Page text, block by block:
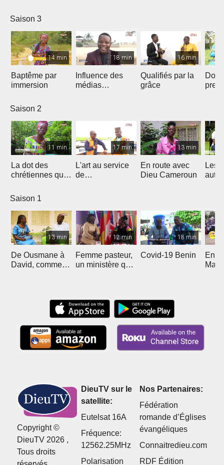
Saison 3
14 min
Baptême par
immersion
18 min
Influence des
médias
16 min
Qualifiés par la
grâce
Saison 2
11 min
La dot des
chrétiennes qui
17 min
L'art au service
de
13 min
En route avec
Dieu Cameroun
Les
Saison 1
13 min
De Ousmane à
David, comment
12 min
Femme pasteur,
un ministère qui
18 min
Covid-19 Benin
En
Mali
Copyright ©
DieuTV 2026 ,
Tous droits
DieuTV sur le
satellite:
Eutelsat 16A
Fréquence:
12562.25MHz
Polarisation
Nos Partenaires:
Fédération
romande d’Églises
évangéliques
Connaitredieu.com
RDF Édition